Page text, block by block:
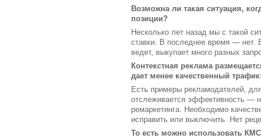
Возможна ли такая ситуация,
позиции?
Несколько лет назад мы с такой
ставки. В последнее время — нет.
ведет, выкупает много разных
Контекстная реклама
дает менее качественный
Есть примеры рекламодателей,
отслеживается эффективность —
ремаркетинга. Необходимо
исправить или выключить. Нет
То есть можно использовать